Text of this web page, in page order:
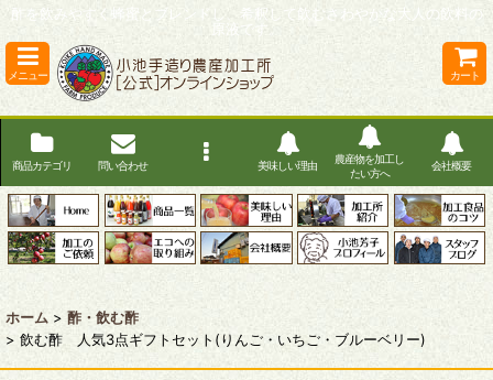
酢を飲みやすく蜂蜜とブレンドし、希釈して飲むさわやかな大人の飲料の
原液です。
メニュー カート
商品カテゴリ 問い合わせ 美味しい理由
農産物を加工し
たい方へ
会社概要
ホーム > 酢・飲む酢
> 飲む酢 人気3点ギフトセット(りんご・いちご・ブルーベリー)